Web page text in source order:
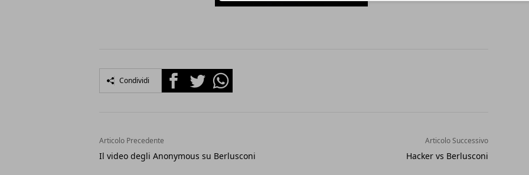
Condividi FacebookTwitterWhatsapp
Articolo Precedente
Il video degli Anonymous su Berlusconi
Articolo Successivo
Hacker vs Berlusconi